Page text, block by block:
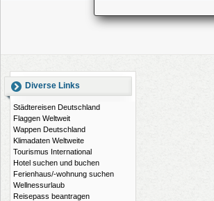
Diverse Links
Städtereisen Deutschland
Flaggen Weltweit
Wappen Deutschland
Klimadaten Weltweite
Tourismus International
Hotel suchen und buchen
Ferienhaus/-wohnung suchen
Wellnessurlaub
Reisepass beantragen